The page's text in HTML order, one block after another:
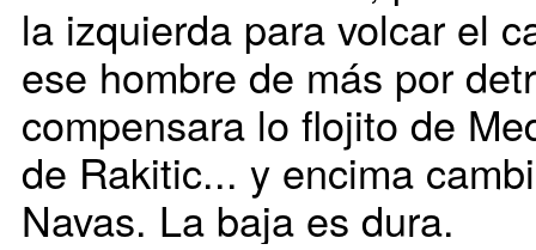
la izquierda para volcar el
ese hombre de más por
compensara lo flojito de
de Rakitic... y encima
Navas. La baja es dura.